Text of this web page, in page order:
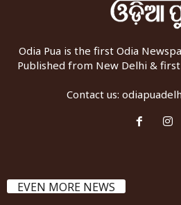
Odia Pua is the first Odia
Published from New Delhi &
Contact us:
EVEN MORE NEWS